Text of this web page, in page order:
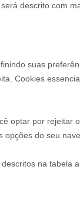
descrito com
suas
Cookies
optar por rejeitar
do seu
na tabela